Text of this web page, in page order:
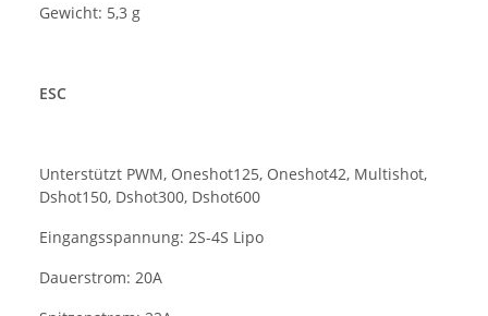
Gewicht: 5,3 g
ESC
Unterstützt PWM, Oneshot125, Oneshot42, Multishot,
Dshot150, Dshot300, Dshot600
Eingangsspannung: 2S-4S Lipo
Dauerstrom: 20A